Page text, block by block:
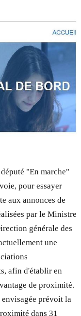
"En marche"
pour essayer
aux annonces de
par le Ministre
générale des
une
afin d'établir en
de proximité.
prévoit la
dans 31